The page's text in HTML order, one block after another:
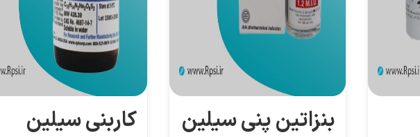
بنزاتین پنی سیلین کاربنی سیلین